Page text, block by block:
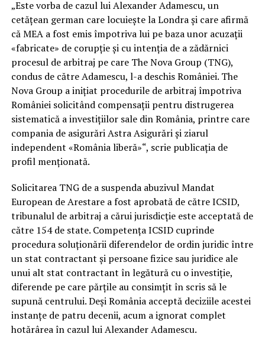
„Este vorba de cazul lui Alexander Adamescu, un
cetăţean german care locuieşte la Londra şi care afirmă
că MEA a fost emis împotriva lui pe baza unor acuzaţii
«fabricate» de corupţie şi cu intenţia de a zădărnici
procesul de arbitraj pe care The Nova Group (TNG),
condus de către Adamescu, l-a deschis României. The
Nova Group a iniţiat procedurile de arbitraj împotriva
României solicitând compensaţii pentru distrugerea
sistematică a investiţiilor sale din România, printre care
compania de asigurări Astra Asigurări şi ziarul
independent «România liberă»“, scrie publicaţia de
profil menţionată.
Solicitarea TNG de a suspenda abuzivul Mandat
European de Arestare a fost aprobată de către ICSID,
tribunalul de arbitraj a cărui jurisdicție este acceptată de
către 154 de state. Competenţa ICSID cuprinde
procedura soluţionării diferendelor de ordin juridic între
un stat contractant şi persoane fizice sau juridice ale
unui alt stat contractant în legătură cu o investiţie,
diferende pe care părţile au consimţit în scris să le
supună centrului. Deşi România acceptă deciziile acestei
instanţe de patru decenii, acum a ignorat complet
hotărârea în cazul lui Alexander Adamescu.